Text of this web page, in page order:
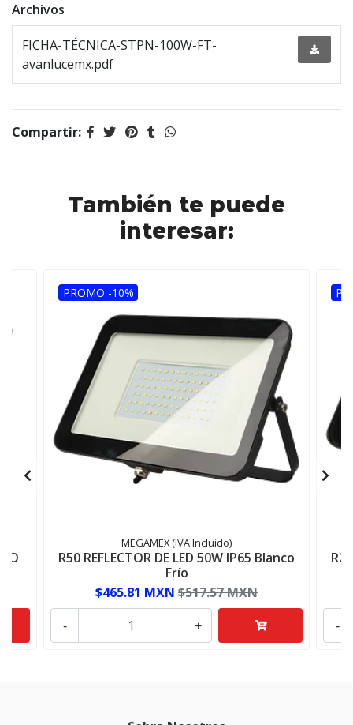
Archivos
FICHA-TÉCNICA-STPN-100W-FT-
avanlucemx.pdf
Compartir:
También te puede
interesar:
PROMO -10%
MEGAMEX (IVA Incluido)
R50 REFLECTOR DE LED 50W IP65 Blanco
Frío
$465.81 MXN $517.57 MXN
+
- -